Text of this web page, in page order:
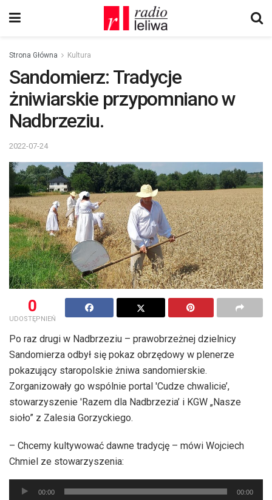
Strona Główna Kultura
Sandomierz: Tradycje
żniwiarskie przypomniano w
Nadbrzeziu.
2022-07-24
0
UDOSTĘPNIEŃ
Po raz drugi w Nadbrzeziu – prawobrzeżnej dzielnicy
Sandomierza odbył się pokaz obrzędowy w plenerze
pokazujący staropolskie żniwa sandomierskie.
Zorganizowały go wspólnie portal 'Cudze chwalicie’,
stowarzyszenie 'Razem dla Nadbrzezia’ i KGW „Nasze
sioło” z Zalesia Gorzyckiego.
– Chcemy kultywować dawne tradycję – mówi Wojciech
Chmiel ze stowarzyszenia:
Odtwarzacz
00:00 00:00